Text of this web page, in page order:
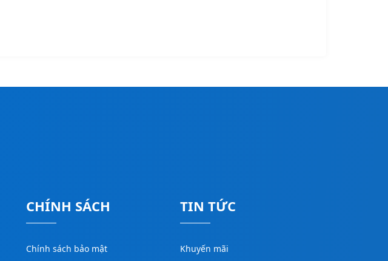
CHÍNH SÁCH
Chính sách bảo mật
TIN TỨC
Khuyến mãi